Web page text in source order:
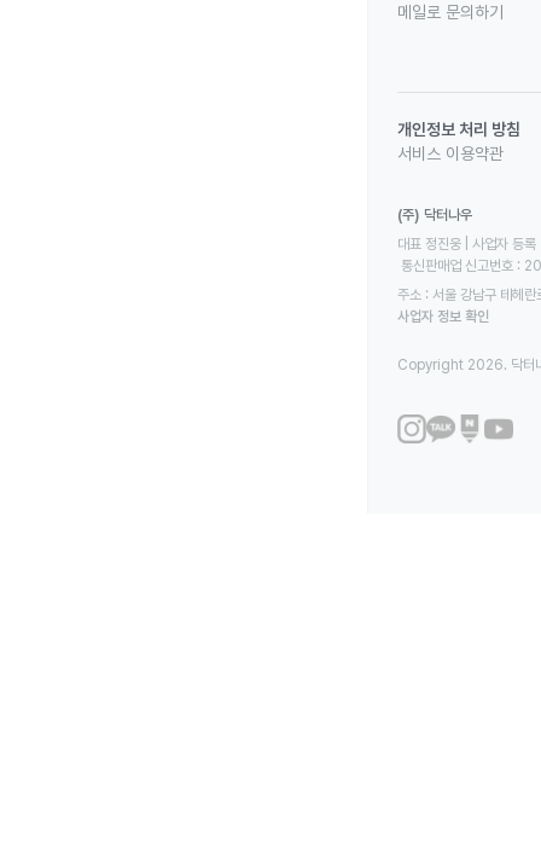
메일로 문의하기
개인정보 처리 방침
서비스 이용약관
(주) 닥터나우
대표 정진웅 | 사업자
통신판매업 신고번호
주소 : 서울 강남구 테헤
사업자 정보 확인
Copyright 2026. 닥터